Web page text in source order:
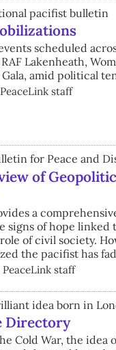
pacifist bulletin
scheduled
Lakenheath,
amid political
staff
for Peace and
of
a
signs of hope
of civil society.
the pacifist has
staff
idea born in
Directory
Cold War, the idea